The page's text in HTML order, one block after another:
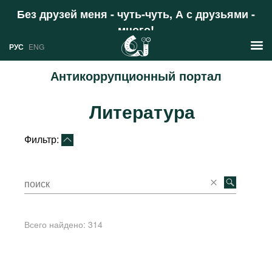
Без друзей меня - чуть-чуть, А с друзьями -
много!
Поддержать
РУС ENG
Антикоррупционный портал
Международных организаций
Ресурсы
Сайты
Литература
Фильтр:
Всего найдено: 314